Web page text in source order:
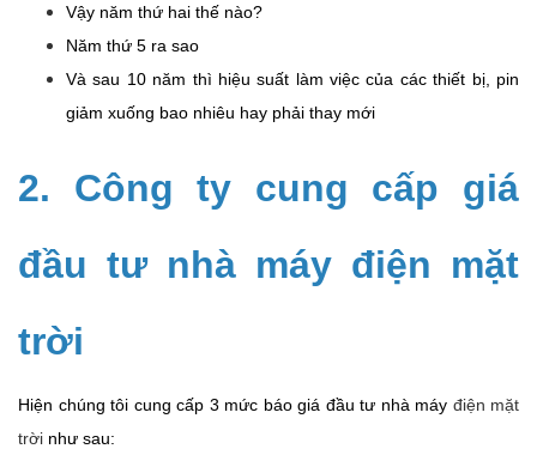
Vậy năm thứ hai thế nào?
Năm thứ 5 ra sao
Và sau 10 năm thì hiệu suất làm việc của các thiết bị, pin
giảm xuống bao nhiêu hay phải thay mới
2. Công ty cung cấp giá
đầu tư nhà máy điện mặt
trời
Hiện chúng tôi cung cấp 3 mức báo giá đầu tư nhà máy điện mặt
trời như sau: